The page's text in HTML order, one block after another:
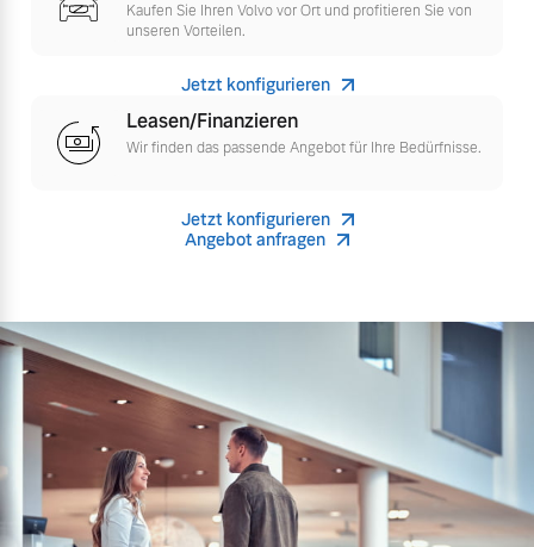
Kaufen Sie Ihren Volvo vor Ort und profitieren Sie von
unseren Vorteilen.
Jetzt konfigurieren
Leasen/Finanzieren
Wir finden das passende Angebot für Ihre Bedürfnisse.
Jetzt konfigurieren
Angebot anfragen